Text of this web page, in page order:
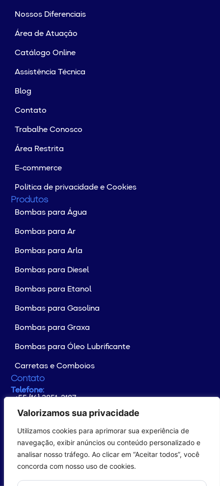
Valorizamos sua privacidade
Utilizamos cookies para aprimorar sua experiência de
navegação, exibir anúncios ou conteúdo personalizado e
analisar nosso tráfego. Ao clicar em “Aceitar todos”, você
concorda com nosso uso de cookies.
Nossos Diferenciais
Área de Atuação
Catálogo Online
Assistência Técnica
Blog
Contato
Trabalhe Conosco
Área Restrita
E-commerce
Política de privacidade e Cookies
Produtos
Bombas para Água
Bombas para Ar
Bombas para Arla
Bombas para Diesel
Bombas para Etanol
Bombas para Gasolina
Bombas para Graxa
Bombas para Óleo Lubrificante
Carretas e Comboios
Contato
Telefone:
+55 (16) 3851-2187
Whatsapp:
+55 (16) 99176-4133
Endereço:
Rodovia Altino Arantes Km 102
CEP: 14.649-899 - Distrito Industrial
Morro Agudo/SP – Brasil